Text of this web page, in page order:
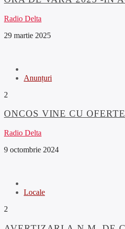
Radio Delta
29 martie 2025
Anunțuri
2
ONCOS VINE CU
Radio Delta
9 octombrie 2024
Locale
2